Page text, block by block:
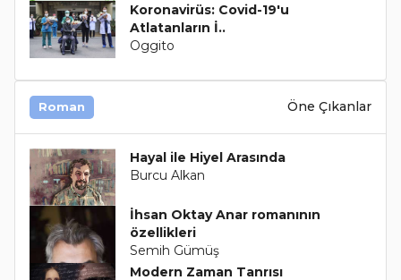
Koronavirüs: Covid-19'u
Atlatanların İ..
Oggito
Roman Öne Çıkanlar
Hayal ile Hiyel Arasında
Burcu Alkan
İhsan Oktay Anar romanının
özellikleri
Semih Gümüş
Modern Zaman Tanrısı